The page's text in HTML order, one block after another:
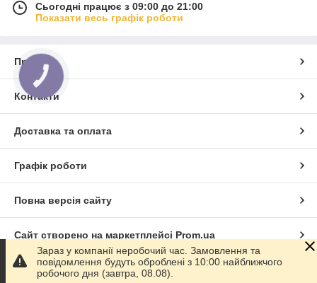
Сьогодні працює з 09:00 до 21:00
Показати весь графік роботи
Про нас
Контакти
Доставка та оплата
Графік роботи
Повна версія сайту
Сайт створено на маркетплейсі Prom.ua
Політика конфіденційності
Зараз у компанії неробочий час. Замовлення та
повідомлення будуть оброблені з 10:00 найближчого
робочого дня (завтра, 08.08).
КНОПКА
ЗВ'ЯЗКУ